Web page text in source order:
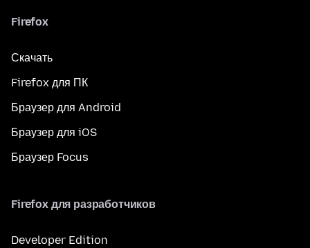
Firefox
Скачать
Firefox для ПК
Браузер для Android
Браузер для iOS
Браузер Focus
Firefox для разработчиков
Developer Edition